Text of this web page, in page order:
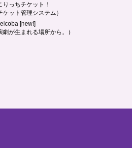
っちチケット！
ケット管理システム）
[new!]
劇が生まれる場所から。）